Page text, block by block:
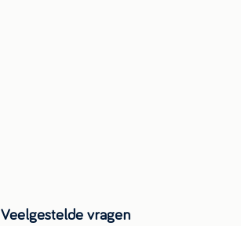
Veelgestelde vragen